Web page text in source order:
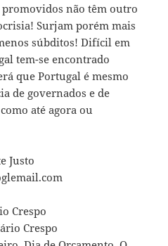
não têm outro
Surjam porém mais
súbditos! Difícil em
tem-se encontrado
que Portugal é mesmo
de governados e de
até agora ou
Justo
Crespo
Crespo